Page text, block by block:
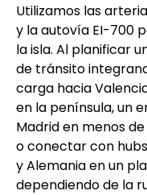
Utilizamos las
y la autovía EI-700
la isla. Al planificar
de tránsito
carga hacia
en la península, un
Madrid en menos
o conectar con
y Alemania en un
dependiendo de la